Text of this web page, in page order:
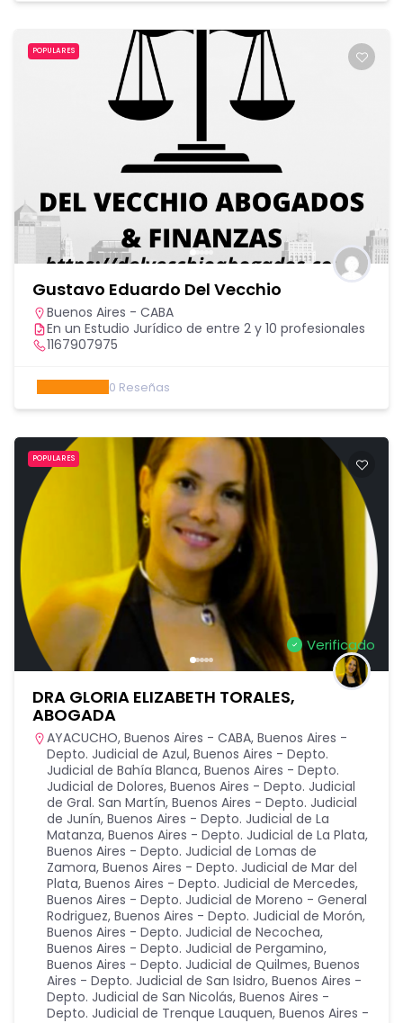
POPULARES
Gustavo Eduardo Del Vecchio
Buenos Aires - CABA
En un Estudio Jurídico de entre 2 y 10 profesionales
1167907975
0 Reseñas
POPULARES
Verificado
DRA GLORIA ELIZABETH TORALES,
ABOGADA
AYACUCHO, Buenos Aires - CABA, Buenos Aires -
Depto. Judicial de Azul, Buenos Aires - Depto.
Judicial de Bahía Blanca, Buenos Aires - Depto.
Judicial de Dolores, Buenos Aires - Depto. Judicial
de Gral. San Martín, Buenos Aires - Depto. Judicial
de Junín, Buenos Aires - Depto. Judicial de La
Matanza, Buenos Aires - Depto. Judicial de La Plata,
Buenos Aires - Depto. Judicial de Lomas de
Zamora, Buenos Aires - Depto. Judicial de Mar del
Plata, Buenos Aires - Depto. Judicial de Mercedes,
Buenos Aires - Depto. Judicial de Moreno - General
Rodriguez, Buenos Aires - Depto. Judicial de Morón,
Buenos Aires - Depto. Judicial de Necochea,
Buenos Aires - Depto. Judicial de Pergamino,
Buenos Aires - Depto. Judicial de Quilmes, Buenos
Aires - Depto. Judicial de San Isidro, Buenos Aires -
Depto. Judicial de San Nicolás, Buenos Aires -
Depto. Judicial de Trenque Lauquen, Buenos Aires -